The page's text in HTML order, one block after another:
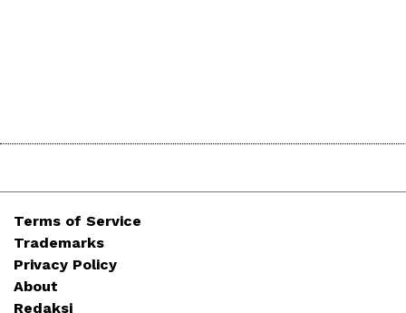
Terms of Service
Trademarks
Privacy Policy
About
Redaksi